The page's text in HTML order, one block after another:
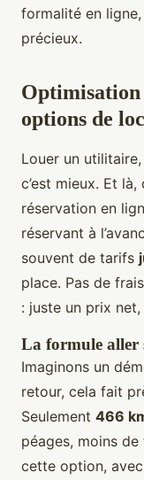
formalité en
précieux.
options de
Louer un
c’est mieux. Et
réservation en
réservant à
souvent de tarifs
place. Pas de
: juste un prix
La formule aller
Imaginons un
retour, cela fait
Seulement 466
péages, moins
cette option,